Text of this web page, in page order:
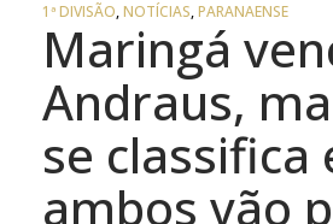
1ª DIVISÃO,NOTÍCIAS,PARANAENSE
Maringá
Andraus,
se classifica
ambos vão